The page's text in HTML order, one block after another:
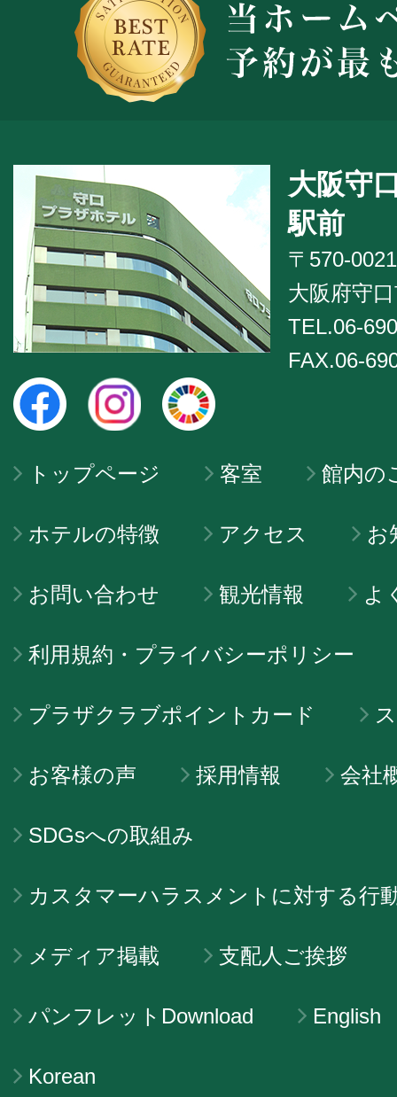
大阪守
駅前
〒570-0021
大阪府守
TEL.06-
FAX.06-
トップページ 客室 館内の
ホテルの特徴 アクセス お
お問い合わせ 観光情報 よ
利用規約・プライバシーポリシー
プラザクラブポイントカード
お客様の声 採用情報 会社
SDGsへの取組み
カスタマーハラスメントに対する行
メディア掲載 支配人ご挨拶
パンフレットDownload English
Korean